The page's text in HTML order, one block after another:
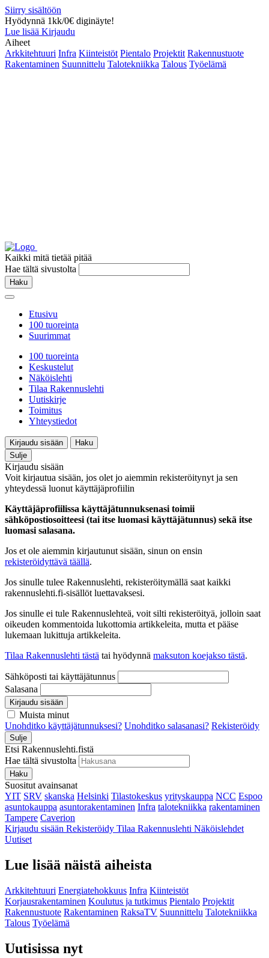
Siirry sisältöön
Hyödynnä 1kk/0€ diginäyte!
Lue lisää Kirjaudu
Aiheet
Arkkitehtuuri Infra Kiinteistöt Pientalo Projektit Rakennustuote
Rakentaminen Suunnittelu Talotekniikka Talous Työelämä
Kaikki mitä tietää pitää
Hae tältä sivustolta
Haku
Etusivu
100 tuoreinta
Suurimmat
100 tuoreinta
Keskustelut
Näköislehti
Tilaa Rakennuslehti
Uutiskirje
Toimitus
Yhteystiedot
Kirjaudu sisään
Haku
Sulje
Kirjaudu sisään
Voit kirjautua sisään, jos olet jo aiemmin rekisteröitynyt ja sen
yhteydessä luonut käyttäjäprofiilin
Käyttäjäprofiilissa käyttäjätunnuksenasi toimii
sähköpostiosoitteesi (tai itse luomasi käyttäjätunnus) sekä itse
luomasi salasana.
Jos et ole aiemmin kirjautunut sisään, sinun on ensin
rekisteröidyttävä täällä.
Jos sinulle tulee Rakennuslehti, rekisteröitymällä saat kaikki
rakennuslehti.fi-sisällöt luettavaksesi.
Jos sinulle ei tule Rakennuslehteä, voit silti rekisteröityä, jolloin saat
oikeuden kommentoida lukottomia artikkeleita, mutta et pääse
lukemaan lukittuja artikkeleita.
Tilaa Rakennuslehti tästä tai hyödynnä maksuton koejakso tästä.
Sähköposti tai käyttäjätunnus
Salasana
Kirjaudu sisään
Muista minut
Unohditko käyttäjätunnuksesi? Unohditko salasanasi? Rekisteröidy
Sulje
Etsi Rakennuslehti.fistä
Hae tältä sivustolta
Haku
Suositut avainsanat
YIT SRV skanska Helsinki Tilastokeskus yrityskauppa NCC Espoo
asuntokauppa asuntorakentaminen Infra talotekniikka rakentaminen
Tampere Caverion
Kirjaudu sisään Rekisteröidy Tilaa Rakennuslehti Näköislehdet
Uutiset
Lue lisää näistä aiheista
Arkkitehtuuri Energiatehokkuus Infra Kiinteistöt
Korjausrakentaminen Koulutus ja tutkimus Pientalo Projektit
Rakennustuote Rakentaminen RaksaTV Suunnittelu Talotekniikka
Talous Työelämä
Uutisissa nyt